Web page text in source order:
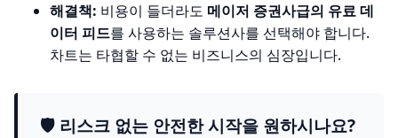
해결책: 비용이 들더라도 메이저 증권사급의 유료 데
이터 피드를 사용하는 솔루션사를 선택해야 합니다.
차트는 타협할 수 없는 비즈니스의 심장입니다.
🛡️ 리스크 없는 안전한 시작을 원하시나요?